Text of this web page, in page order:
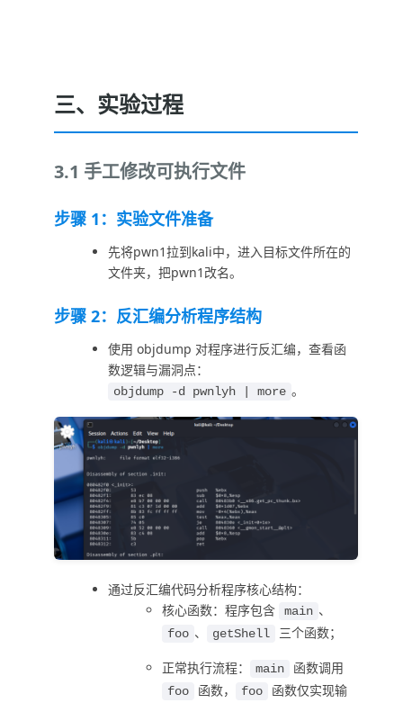
三、实验过程
3.1 手工修改可执行文件
步骤 1：实验文件准备
先将pwn1拉到kali中，进入目标文件所在的
文件夹，把pwn1改名。
步骤 2：反汇编分析程序结构
使用 objdump 对程序进行反汇编，查看函
数逻辑与漏洞点：
objdump -d pwnlyh | more 。
通过反汇编代码分析程序核心结构：
核心函数：程序包含
main 、
foo 、 getShell 三个函数；
正常执行流程： main 函数调用
foo 函数， foo
函数仅实现输